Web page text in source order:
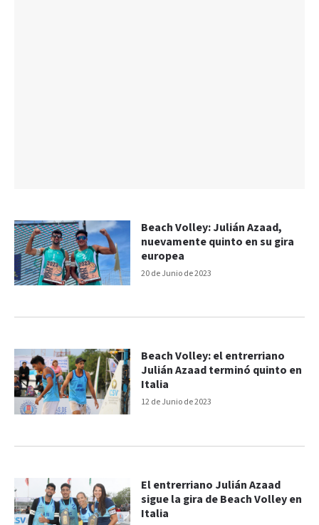
20 de Junio de 2023
Beach Volley: Julián Azaad,
nuevamente quinto en su gira
europea
12 de Junio de 2023
Beach Volley: el entrerriano
Julián Azaad terminó quinto en
Italia
El entrerriano Julián Azaad
sigue la gira de Beach Volley en
Italia